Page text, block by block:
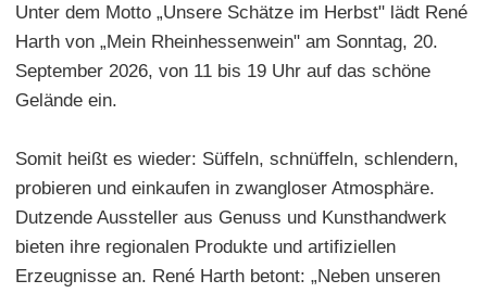
Unter dem Motto „Unsere Schätze im Herbst" lädt René
Harth von „Mein Rheinhessenwein" am Sonntag, 20.
September 2026, von 11 bis 19 Uhr auf das schöne
Gelände ein.
Somit heißt es wieder: Süffeln, schnüffeln, schlendern,
probieren und einkaufen in zwangloser Atmosphäre.
Dutzende Aussteller aus Genuss und Kunsthandwerk
bieten ihre regionalen Produkte und artifiziellen
Erzeugnisse an. René Harth betont: „Neben unseren